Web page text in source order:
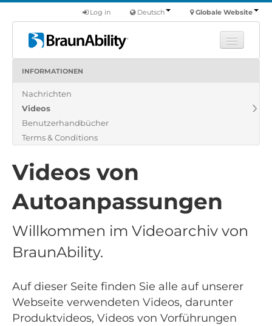
Globale Website
Deutsch
Log in
Produkte
Über uns
Finde einen Händler
INFORMATIONEN
Nachrichten
Videos
Benutzerhandbücher
Terms & Conditions
Videos von
Autoanpassungen
Willkommen im Videoarchiv von
BraunAbility.
Auf dieser Seite finden Sie alle auf unserer
Webseite verwendeten Videos, darunter
Produktvideos, Videos von Vorführungen